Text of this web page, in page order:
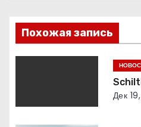
з
и
Похожая запись
Дек